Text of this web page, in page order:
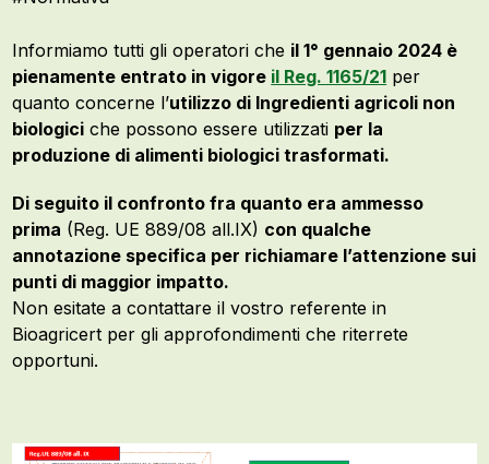
Informiamo tutti gli operatori che il 1° gennaio 2024 è
pienamente entrato in vigore il Reg. 1165/21 per
quanto concerne l’utilizzo di Ingredienti agricoli non
biologici che possono essere utilizzati per la
produzione di alimenti biologici trasformati.
Di seguito il confronto fra quanto era ammesso
prima (Reg. UE 889/08 all.IX) con qualche
annotazione specifica per richiamare l’attenzione sui
punti di maggior impatto.
Non esitate a contattare il vostro referente in
Bioagricert per gli approfondimenti che riterrete
opportuni.